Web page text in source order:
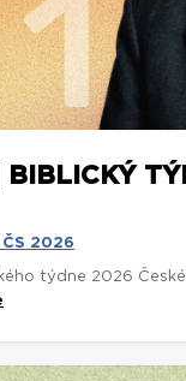
BIBLICKÝ
2026
týdne 2026